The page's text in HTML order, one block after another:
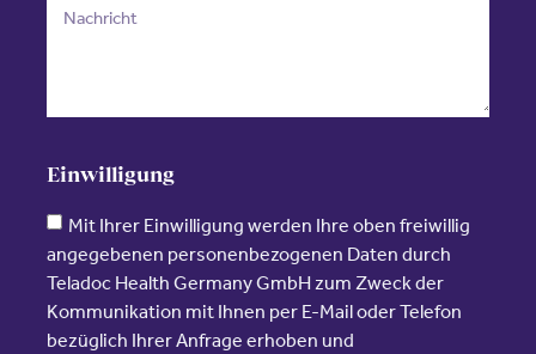
Einwilligung
Mit Ihrer Einwilligung werden Ihre oben freiwillig
angegebenen personenbezogenen Daten durch
Teladoc Health Germany GmbH zum Zweck der
Kommunikation mit Ihnen per E-Mail oder Telefon
bezüglich Ihrer Anfrage erhoben und